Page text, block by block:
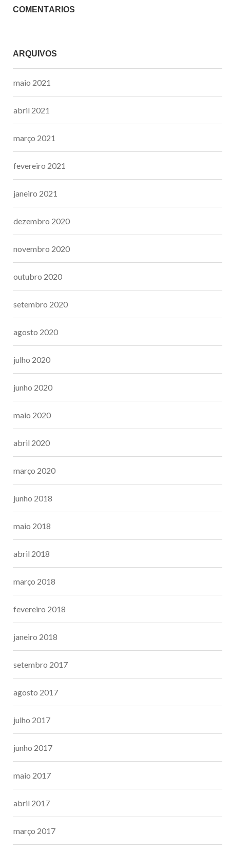
COMENTÁRIOS
ARQUIVOS
maio 2021
abril 2021
março 2021
fevereiro 2021
janeiro 2021
dezembro 2020
novembro 2020
outubro 2020
setembro 2020
agosto 2020
julho 2020
junho 2020
maio 2020
abril 2020
março 2020
junho 2018
maio 2018
abril 2018
março 2018
fevereiro 2018
janeiro 2018
setembro 2017
agosto 2017
julho 2017
junho 2017
maio 2017
abril 2017
março 2017